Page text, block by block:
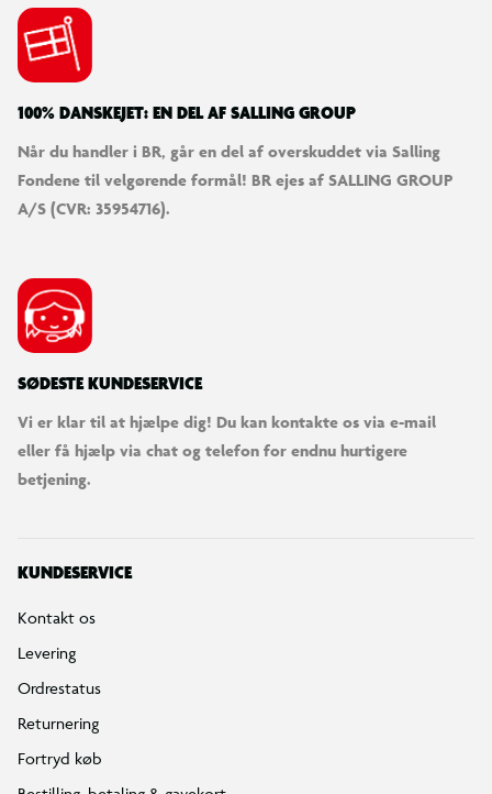
KUNDESERVICE
Kontakt os
Levering
Ordrestatus
Bestilling, betaling & gavekort
Handelsbetingelser
Fortrydelsesret
Privatlivspolitik
e-mærket
Salling Group tilbagekaldelser
Ledige jobs
Min BR konto / login
Find din BR